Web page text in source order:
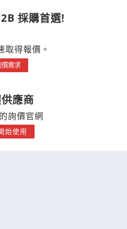
採購首選!
取得報價。
價需求
應商
詢價官網
始使用